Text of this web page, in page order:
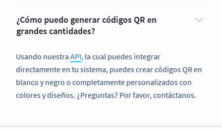
¿Cómo puedo generar códigos QR en
grandes cantidades?
Usando nuestra API, la cual puedes integrar
directamente en tu sistema, puedes crear códigos QR en
blanco y negro o completamente personalizados con
colores y diseños. ¿Preguntas? Por favor, contáctanos.